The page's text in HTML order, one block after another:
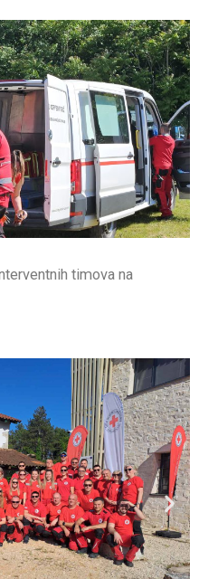
timova na